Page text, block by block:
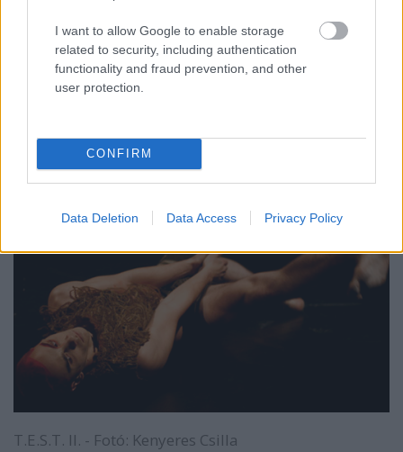
I want to allow Google to enable storage
related to security, including authentication
functionality and fraud prevention, and other
user protection.
CONFIRM
Data Deletion Data Access Privacy Policy
összefeszülés, és aztán utólag tisztázódnak a dolgok.
De ez akkor persze nagyon nem így nézett ki… Azóta
is sokat emlegetjük ezt Krisztiánnal.
6. Mi inspirál leginkább egy-egy új munka során?
Maga az újdonság izgalmas. Ha a koreográfust már
ismerem is, a téma, az eszközök mindig újak.
Inspiráló a változás.
T.E.S.T. II. - Fotó: Kenyeres Csilla